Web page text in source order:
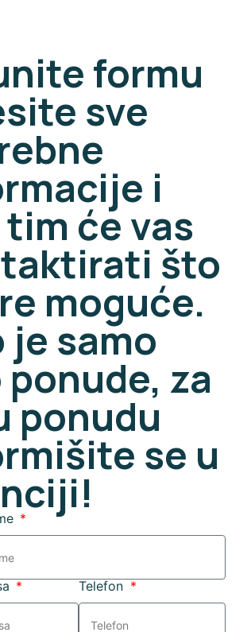
formu
sve
i
će vas
što
moguće.
je samo
ponude, za
ponudu
se u
Telefon